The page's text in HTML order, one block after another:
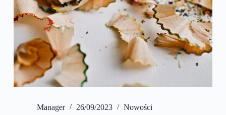
Manager 26/09/2023 Nowości